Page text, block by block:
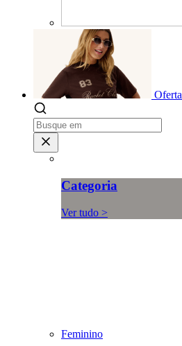
Oferta
Categoria
Ver tudo >
Feminino